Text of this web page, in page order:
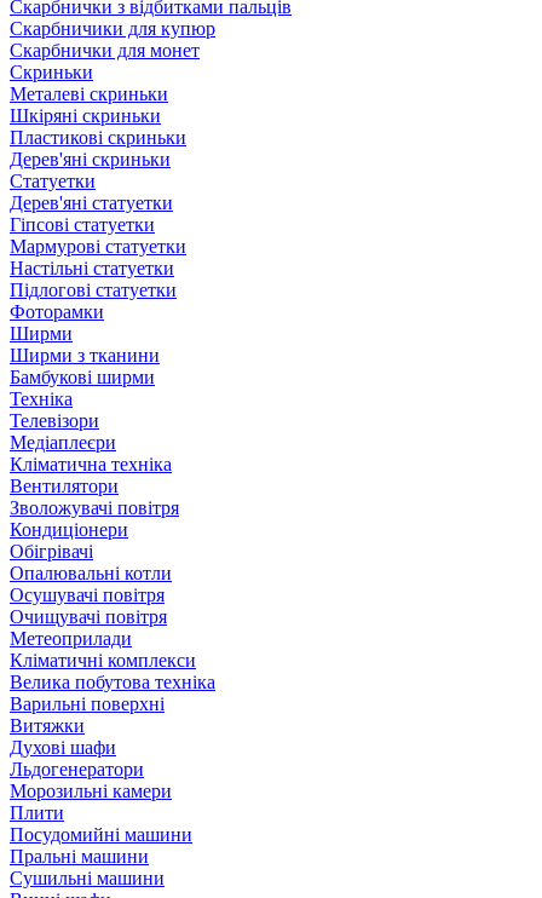
Скарбнички з відбитками пальців
Скарбничики для купюр
Скарбнички для монет
Скриньки
Металеві скриньки
Шкіряні скриньки
Пластикові скриньки
Дерев'яні скриньки
Статуетки
Дерев'яні статуетки
Гіпсові статуетки
Мармурові статуетки
Настільні статуетки
Підлогові статуетки
Фоторамки
Ширми
Ширми з тканини
Бамбукові ширми
Техніка
Телевізори
Медіаплеєри
Кліматична техніка
Вентилятори
Зволожувачі повітря
Кондиціонери
Обігрівачі
Опалювальні котли
Осушувачі повітря
Очищувачі повітря
Метеоприлади
Кліматичні комплекси
Велика побутова техніка
Варильні поверхні
Витяжки
Духові шафи
Льдогенератори
Морозильні камери
Плити
Посудомийні машини
Пральні машини
Сушильні машини